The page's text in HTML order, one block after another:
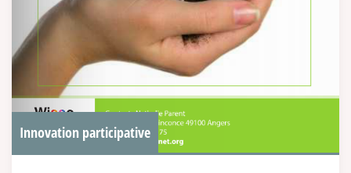
Innovation participative